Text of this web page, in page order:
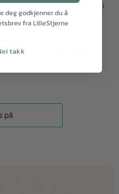
fysisk produkt vil ikke bli
at PDF-filen ikke deles
av produktet.
deg godkjenner du å
fra LilleStjerne
takk